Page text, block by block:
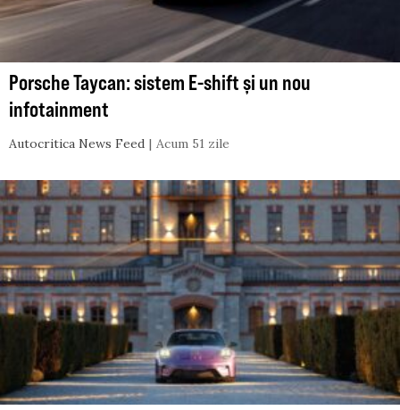
Porsche Taycan: sistem E-shift și un nou
infotainment
Autocritica News Feed Acum 51 zile